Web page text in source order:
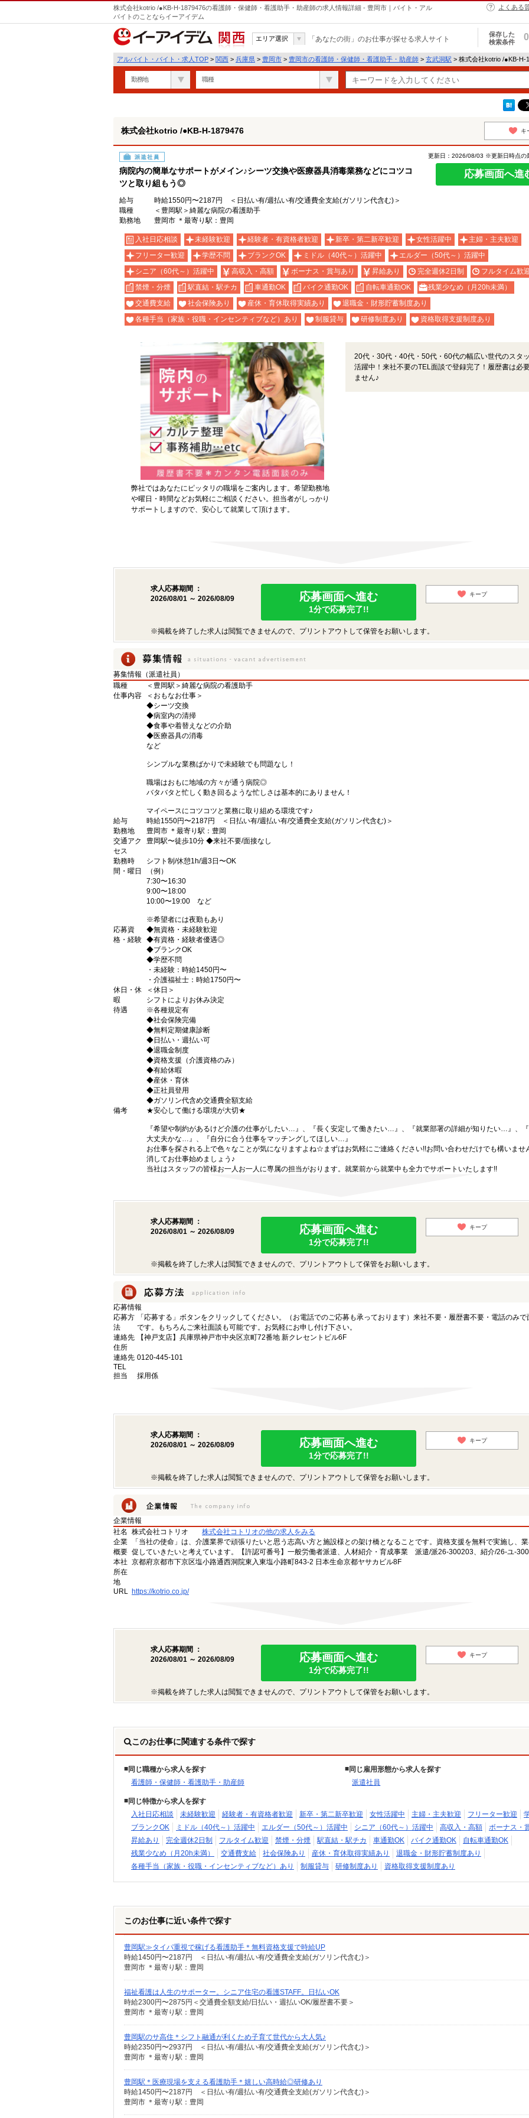
株式会社kotrio /●KB-H-1879476の看護師・保健師・看護助手・助産師の求人情報詳細 - 豊岡市｜バイト・アル
バイトのことならイーアイデム
よくある
関西
エリア選択 「あなたの街」のお仕事が探せる求人サイト
保存した
検索条件
0
アルバイト・バイト・求人TOP > 関西 > 兵庫県 > 豊岡市 > 豊岡市の看護師・保健師・看護助手・助産師 > 玄武洞駅 > 株式会社kotrio /●KB-H-
勤務地 職種
株式会社kotrio /●KB-H-1879476 キ
派遣社員
病院内の簡単なサポートがメイン♪シーツ交換や医療器具消毒業務などにコツコ
ツと取り組もう◎
更新日：2026/08/03 ※更新日時点の
応募画面へ進
給与
時給1550円〜2187円 ＜日払い有/週払い有/交通費全支給(ガソリン代含む)＞
職種
＜豊岡駅＞綺麗な病院の看護助手
勤務地
豊岡市 ＊最寄り駅：豊岡
入社日応相談 未経験歓迎 経験者・有資格者歓迎 新卒・第二新卒歓迎 女性活躍中
主婦・主夫歓迎
フリーター歓迎
学歴不問 ブランクOK ミドル（40代～）活躍中
エルダー（50代～）活躍中
シニア（60代～）活躍中
高収入・高額 ボーナス・賞与あり 昇給あり 完全週休2日制
フルタイム歓
禁煙・分煙
駅直結・駅チカ 車通勤OK バイク通勤OK 自転車通勤OK
残業少なめ（月20h未満）
交通費支給
社会保険あり 産休・育休取得実績あり
退職金・財形貯蓄制度あり
各種手当（家族・役職・インセンティブなど）あり
制服貸与 研修制度あり 資格取得支援制度あり
弊社ではあなたにピッタリの職場をご案内します。希望勤務地
や曜日・時間などお気軽にご相談ください。担当者がしっかり
サポートしますので、安心して就業して頂けます。
20代・30代・40代・50代・60代の幅広い世代のスタ
活躍中！来社不要のTEL面談で登録完了！履歴書は必
ません♪
求人応募期間 ：
2026/08/01 ～ 2026/08/09
応募画面へ進む
1分で応募完了!!
キープ
※掲載を終了した求人は閲覧できませんので、プリントアウトして保管をお願いします。
募集情報（派遣社員）
職種
＜豊岡駅＞綺麗な病院の看護助手
仕事内容
＜おもなお仕事＞
◆シーツ交換
◆病室内の清掃
◆食事や着替えなどの介助
◆医療器具の消毒
など
シンプルな業務ばかりで未経験でも問題なし！
職場はおもに地域の方々が通う病院◎
バタバタと忙しく動き回るような忙しさは基本的にありません！
マイペースにコツコツと業務に取り組める環境です♪
給与
時給1550円〜2187円 ＜日払い有/週払い有/交通費全支給(ガソリン代含む)＞
勤務地
豊岡市 ＊最寄り駅：豊岡
交通アク
セス
豊岡駅〜徒歩10分 ◆来社不要/面接なし
勤務時
間・曜日
シフト制/休憩1h/週3日〜OK
（例）
7:30〜16:30
9:00〜18:00
10:00〜19:00 など
※希望者には夜勤もあり
応募資
格・経験
◆無資格・未経験歓迎
◆有資格・経験者優遇◎
◆ブランクOK
◆学歴不問
・未経験：時給1450円〜
・介護福祉士：時給1750円〜
休日・休
暇
＜休日＞
シフトによりお休み決定
待遇
※各種規定有
◆社会保険完備
◆無料定期健康診断
◆日払い・週払い可
◆退職金制度
◆資格支援（介護資格のみ）
◆有給休暇
◆産休・育休
◆正社員登用
◆ガソリン代含め交通費全額支給
備考
★安心して働ける環境が大切★
『希望や制約があるけど介護の仕事がしたい…』、『長く安定して働きたい…』、『就業部署の詳細が知りたい…』、
大丈夫かな…』、『自分に合う仕事をマッチングしてほしい…』
お仕事を探される上で色々なことが気になりますよね☆まずはお気軽にご連絡ください!!お問い合わせだけでも構いませ
消してお仕事始めましょう♪
当社はスタッフの皆様お一人お一人に専属の担当がおります。就業前から就業中も全力でサポートいたします!!
求人応募期間 ：
2026/08/01 ～ 2026/08/09
応募画面へ進む
1分で応募完了!!
キープ
※掲載を終了した求人は閲覧できませんので、プリントアウトして保管をお願いします。
応募情報
応募方
法
「応募する」ボタンをクリックしてください。（お電話でのご応募も承っております）来社不要・履歴書不要・電話のみで
です。もちろんご来社面談も可能です。お気軽にお申し付け下さい。
連絡先
住所
【神戸支店】兵庫県神戸市中央区京町72番地 新クレセントビル6F
連絡先
TEL
0120-445-101
担当 採用係
求人応募期間 ：
2026/08/01 ～ 2026/08/09
応募画面へ進む
1分で応募完了!!
キープ
※掲載を終了した求人は閲覧できませんので、プリントアウトして保管をお願いします。
企業情報
社名
株式会社コトリオ
株式会社コトリオの他の求人をみる
企業
概要
「当社の使命」は、介護業界で頑張りたいと思う志高い方と施設様との架け橋となることです。資格支援を無料で実施し、
促していきたいと考えています。【許認可番号】一般労働者派遣、人材紹介・育成事業 派遣/派26-300203、紹介/26-ユ-
本社
所在
地
京都府京都市下京区塩小路通西洞院東入東塩小路町843-2 日本生命京都ヤサカビル8F
URL https://kotrio.co.jp/
求人応募期間 ：
2026/08/01 ～ 2026/08/09
応募画面へ進む
1分で応募完了!!
キープ
※掲載を終了した求人は閲覧できませんので、プリントアウトして保管をお願いします。
このお仕事に関連する条件で探す
同じ職種から求人を探す
看護師・保健師・看護助手・助産師
同じ雇用形態から求人を探す
派遣社員
同じ特徴から求人を探す
入社日応相談
未経験歓迎 経験者・有資格者歓迎 新卒・第二新卒歓迎 女性活躍中 主婦・主夫歓迎 フリーター歓迎
ブランクOK
ミドル（40代～）活躍中 エルダー（50代～）活躍中 シニア（60代～）活躍中 高収入・高額
ボーナス・
昇給あり
完全週休2日制 フルタイム歓迎 禁煙・分煙 駅直結・駅チカ 車通勤OK バイク通勤OK
自転車通勤OK
残業少なめ（月20h未満）
交通費支給 社会保険あり 産休・育休取得実績あり
退職金・財形貯蓄制度あり
各種手当（家族・役職・インセンティブなど）あり
制服貸与 研修制度あり 資格取得支援制度あり
このお仕事に近い条件で探す
豊岡駅≫タイパ重視で稼げる看護助手＊無料資格支援で時給UP
時給1450円〜2187円 ＜日払い有/週払い有/交通費全支給(ガソリン代含む)＞
豊岡市 ＊最寄り駅：豊岡
福祉看護は人生のサポーター。シニア住宅の看護STAFF。日払いOK
時給2300円〜2875円＜交通費全額支給/日払い・週払いOK/履歴書不要＞
豊岡市 ＊最寄り駅：豊岡
豊岡駅のサ高住＊シフト融通が利くため子育て世代から大人気♪
時給2350円〜2937円 ＜日払い有/週払い有/交通費全支給(ガソリン代含む)＞
豊岡市 ＊最寄り駅：豊岡
豊岡駅＊医療現場を支える看護助手＊嬉しい高時給◎研修あり
時給1450円〜2187円 ＜日払い有/週払い有/交通費全支給(ガソリン代含む)＞
豊岡市 ＊最寄り駅：豊岡